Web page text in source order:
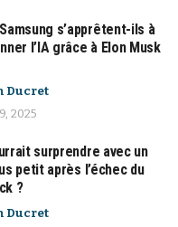
s’apprêtent-ils à
l’IA grâce à Elon Musk
Ducret
2025
surprendre avec un
petit après l’échec du
?
Ducret